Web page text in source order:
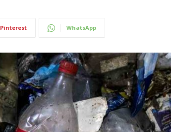
Pinterest WhatsApp